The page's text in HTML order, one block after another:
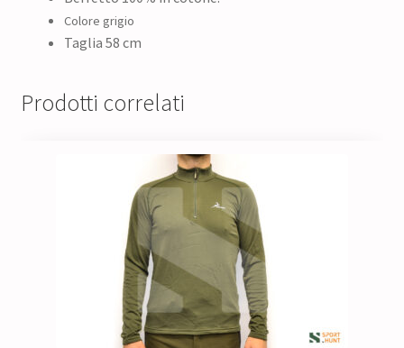
Colore grigio
Taglia 58 cm
Prodotti correlati